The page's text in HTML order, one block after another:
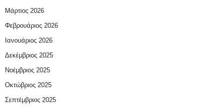
Μάρτιος 2026
Φεβρουάριος 2026
Ιανουάριος 2026
Δεκέμβριος 2025
Νοέμβριος 2025
Οκτώβριος 2025
Σεπτέμβριος 2025